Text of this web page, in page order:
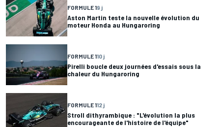
FORMULE 19 j
Aston Martin teste la nouvelle évolution du
moteur Honda au Hungaroring
FORMULE 110 j
Pirelli boucle deux journées d'essais sous la
chaleur du Hungaroring
FORMULE 112 j
Stroll dithyrambique : "L'évolution la plus
encourageante de l'histoire de l'équipe"